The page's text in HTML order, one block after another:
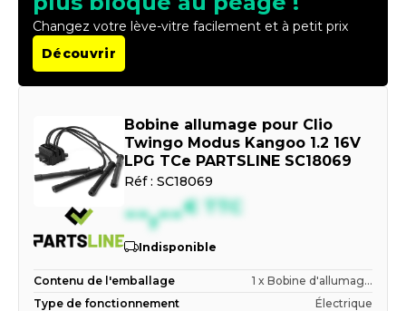
Changez votre lève-vitre facilement et à petit prix
Découvrir
Bobine allumage pour Clio
Twingo Modus Kangoo 1.2 16V
LPG TCe PARTSLINE SC18069
Réf : SC18069
--,--€ TTC
Indisponible
Contenu de l'emballage
1 x Bobine d'allumag...
Type de fonctionnement
Électrique